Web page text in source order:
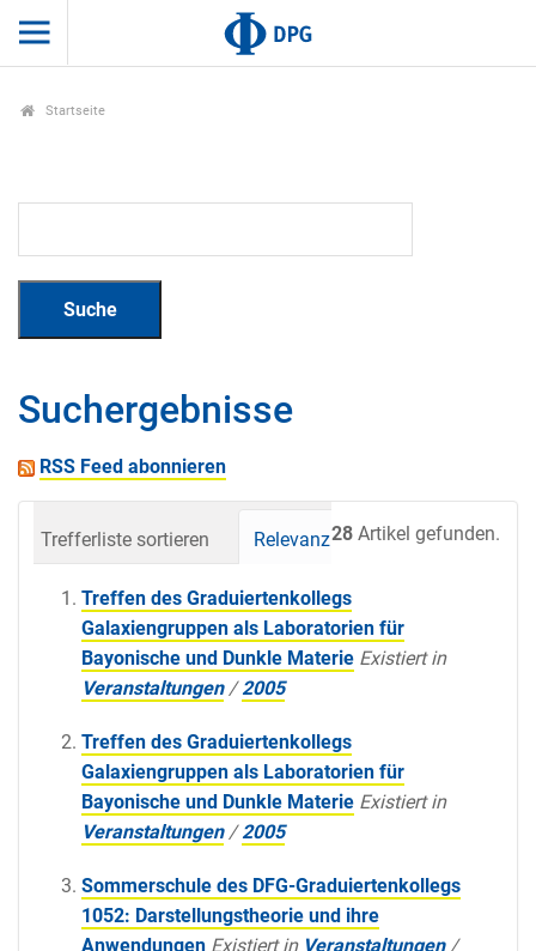
Startseite
Suchergebnisse
RSS Feed abonnieren
28 Artikel gefunden.
Trefferliste sortieren Relevanz Datum
Treffen des Graduiertenkollegs
Galaxiengruppen als Laboratorien für
Bayonische und Dunkle Materie Existiert in
Veranstaltungen /2005
Treffen des Graduiertenkollegs
Galaxiengruppen als Laboratorien für
Bayonische und Dunkle Materie Existiert in
Veranstaltungen /2005
Sommerschule des DFG-Graduiertenkollegs
1052: Darstellungstheorie und ihre
Anwendungen Existiert in Veranstaltungen /